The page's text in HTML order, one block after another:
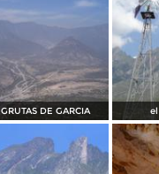
GRUTAS DE GARCIA